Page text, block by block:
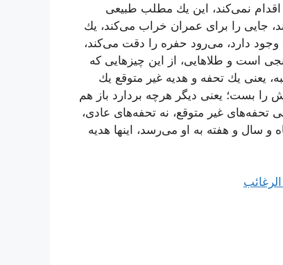
اقدام نمی‌كند، این یك مطلب طبیعی
جایی را برای عمران خراب می‌كند، یك
دارد، می‌رود حفره را دقت می‌كند،
است و طلاهایی، از این چیزهایی كه
یعنی یك تحفه و هدیه غیر متوقع یك
را بست؛ یعنی دیگر هرچه بردارد باز هم
غیر متوقع، نه تحفه‌های عادی،
سال و هفته به او می‌رسد، اینها هدیه